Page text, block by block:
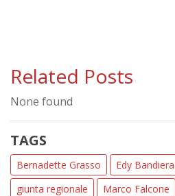
Related Posts
None found
TAGS
Bernadette Grasso Edy Bandiera
giunta regionale
Marco Falcone